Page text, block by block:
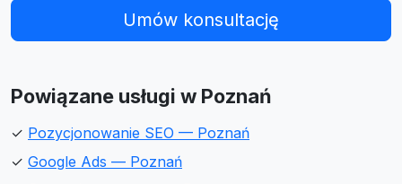
Umów konsultację
Powiązane usługi w Poznań
✓ Pozycjonowanie SEO — Poznań
✓ Google Ads — Poznań